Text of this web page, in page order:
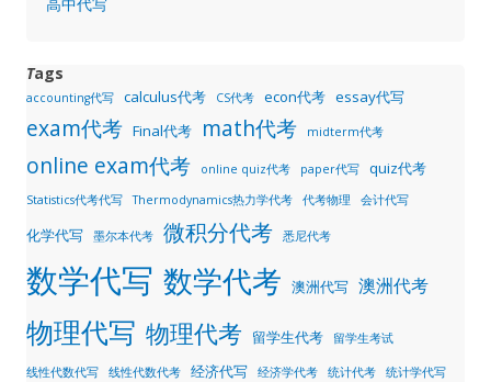
Tags
accounting代写 calculus代考 CS代考 econ代考 essay代写
exam代考 Final代考 math代考 midterm代考
online exam代考 online quiz代考 paper代写 quiz代考
Statistics代考代写 Thermodynamics热力学代考 代考物理 会计代写
化学代写 墨尔本代考 微积分代考 悉尼代考
数学代写 数学代考 澳洲代写 澳洲代考
物理代写 物理代考 留学生代考 留学生考试
线性代数代写 线性代数代考 经济代写 经济学代考 统计代考 统计学代写